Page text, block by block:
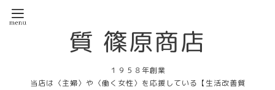
質 篠原商店
１９５８年創業
当店は〈主婦〉や〈働く女性〉を応援している【生活改善質